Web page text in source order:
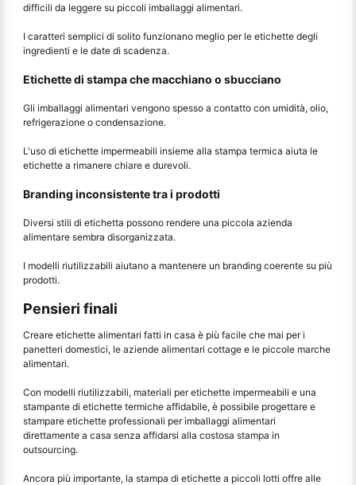
difficili da leggere su piccoli imballaggi alimentari.
I caratteri semplici di solito funzionano meglio per le etichette degli
ingredienti e le date di scadenza.
Etichette di stampa che macchiano o sbucciano
Gli imballaggi alimentari vengono spesso a contatto con umidità, olio,
refrigerazione o condensazione.
L'uso di etichette impermeabili insieme alla stampa termica aiuta le
etichette a rimanere chiare e durevoli.
Branding inconsistente tra i prodotti
Diversi stili di etichetta possono rendere una piccola azienda
alimentare sembra disorganizzata.
I modelli riutilizzabili aiutano a mantenere un branding coerente su più
prodotti.
Pensieri finali
Creare etichette alimentari fatti in casa è più facile che mai per i
panetteri domestici, le aziende alimentari cottage e le piccole marche
alimentari.
Con modelli riutilizzabili, materiali per etichette impermeabili e una
stampante di etichette termiche affidabile, è possibile progettare e
stampare etichette professionali per imballaggi alimentari
direttamente a casa senza affidarsi alla costosa stampa in
outsourcing.
Ancora più importante, la stampa di etichette a piccoli lotti offre alle